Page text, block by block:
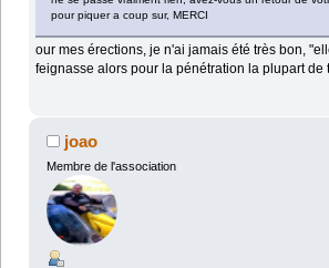
pour piquer a coup sur, MERCI
our mes érections, je n'ai jamais été très bon,
feignasse alors pour la pénétration la plupart de
joao
Membre de l'association